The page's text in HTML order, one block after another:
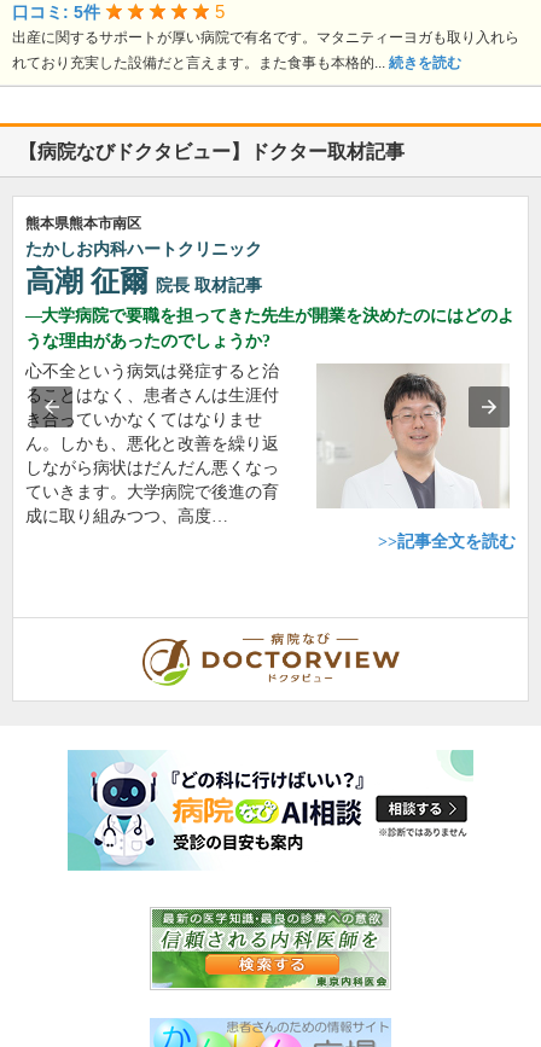
口コミ: 5件 5
出産に関するサポートが厚い病院で有名です。マタニティーヨガも取り入れら
れており充実した設備だと言えます。また食事も本格的... 続きを読む
【病院なびドクタビュー】ドクター取材記事
熊本県熊本市南区
たかしお内科ハートクリニック
高潮 征爾 院長 取材記事
大学病院で要職を担ってきた先生が開業を決めたのにはどのよ
うな理由があったのでしょうか?
心不全という病気は発症すると治
ることはなく、患者さんは生涯付
き合っていかなくてはなりませ
ん。しかも、悪化と改善を繰り返
しながら病状はだんだん悪くなっ
ていきます。大学病院で後進の育
成に取り組みつつ、高度…
>>記事全文を読む